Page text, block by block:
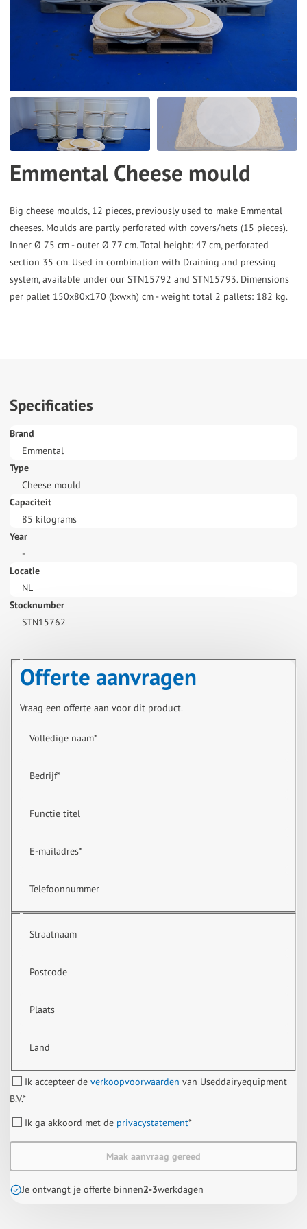
selected
search
Touch
device
users
can
use
and
swipe
gestures.
Emmental Cheese mould
Big cheese moulds, 12 pieces, previously used to make Emmental
cheeses. Moulds are partly perforated with covers/nets (15 pieces).
Inner Ø 75 cm - outer Ø 77 cm. Total height: 47 cm, perforated
section 35 cm. Used in combination with Draining and pressing
system, available under our STN15792 and STN15793. Dimensions
per pallet 150x80x170 (lxwxh) cm - weight total 2 pallets: 182 kg.
Specificaties
Brand
Emmental
Type
Cheese mould
Capaciteit
85 kilograms
Year
-
Locatie
NL
Stocknumber
STN15762
Offerte aanvragen
Vraag een offerte aan voor dit product.
Volledige naam*
Bedrijf*
Functie titel
E-mailadres*
Telefoonnummer
Straatnaam
Postcode
Plaats
Land
Ik accepteer deverkoopvoorwaarden van Useddairyequipment
B.V.*
Ik ga akkoord met de privacystatement*
Maak aanvraag gereed
Je ontvangt je offerte binnen2-3werkdagen